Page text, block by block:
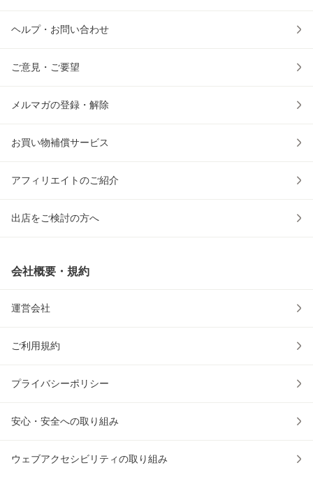
ヘルプ・お問い合わせ
ご意見・ご要望
メルマガの登録・解除
お買い物補償サービス
アフィリエイトのご紹介
出店をご検討の方へ
会社概要・規約
運営会社
ご利用規約
プライバシーポリシー
安心・安全への取り組み
ウェブアクセシビリティの取り組み